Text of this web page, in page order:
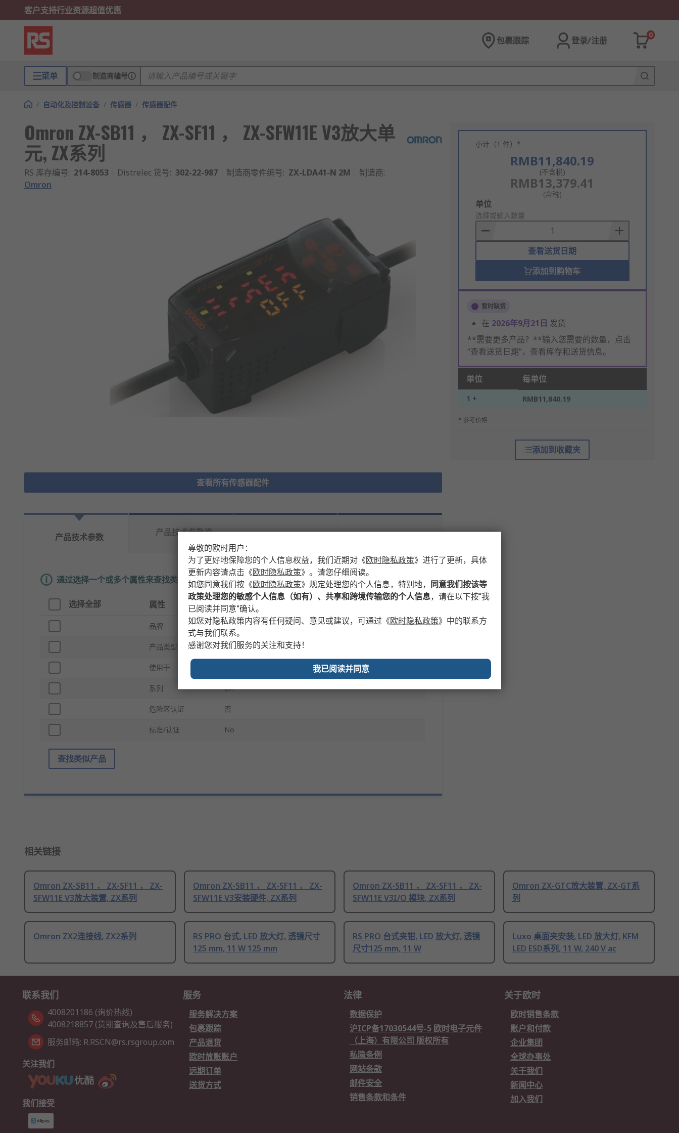
客户支持行业资源超值优惠
包裹跟踪 登录/注册
0
菜单 制造商编号
/ 自动化及控制设备 / 传感器 / 传感器配件
Omron ZX-SB11 ， ZX-SF11 ， ZX-SFW11E V3放大单
元, ZX系列
RS 库存编号: 214-8053 Distrelec 货号: 302-22-987 制造商零件编号: ZX-LDA41-N 2M 制造商:
Omron
查看所有传感器配件
小计（1 件）*
RMB11,840.19
(不含税)
RMB13,379.41
(含税)
Add
to
Basket
单位
选择或输入数量
查看送货日期
添加到购物车
暂时缺货
在 2026年9月21日 发货
**需要更多产品？**输入您需要的数量，点击
“查看送货日期”，查看库存和送货信息。
单位 每单位
1 + RMB11,840.19
* 参考价格
添加到收藏夹
产品技术参数
产品技术参数资
通过选择一个或多个属性来查找类似产品。
选择全部 属性 值
品牌 Omron
产品类型 放大单元
使用于 ZX-SB11 ， ZX-SF11 ， ZX-SFW11E V3
系列 ZX
危险区认证 否
标准/认证 No
查找类似产品
相关链接
Omron ZX-SB11 ， ZX-SF11 ， ZX-
SFW11E V3放大装置, ZX系列
Omron ZX-SB11 ， ZX-SF11 ， ZX-
SFW11E V3安装硬件, ZX系列
Omron ZX-SB11 ， ZX-SF11 ， ZX-
SFW11E V3I/O 模块, ZX系列
Omron ZX-GTC放大装置, ZX-GT系
列
Omron ZX2连接线, ZX2系列
RS PRO 台式, LED 放大灯, 透镜尺寸
125 mm, 11 W 125 mm
RS PRO 台式夹钳, LED 放大灯, 透镜
尺寸125 mm, 11 W
Luxo 桌面夹安装, LED 放大灯, KFM
LED ESD系列, 11 W, 240 V ac
联系我们
4008201186 (询价热线)
4008218857 (货期查询及售后服务)
服务邮箱: R.RSCN@rs.rsgroup.com
关注我们
我们接受
服务
服务解决方案
包裹跟踪
产品退货
欧时放账账户
远期订单
送货方式
法律
数据保护
沪ICP备17030544号-5 欧时电子元件
（上海）有限公司 版权所有
私隐条例
网站条款
邮件安全
销售条款和条件
关于欧时
欧时销售条款
账户和付款
企业集团
全球办事处
关于我们
新闻中心
加入我们
尊敬的欧时用户：
为了更好地保障您的个人信息权益，我们近期对 《欧时隐私政策》 进行了更新，具体
更新内容请点击 《欧时隐私政策》 。请您仔细阅读。
如您同意我们按 《欧时隐私政策》 规定处理您的个人信息，特别地， 同意我们按该等
政策处理您的敏感个人信息（如有）、共享和跨境传输您的个人信息，请在以下按“我
已阅读并同意”确认。
如您对隐私政策内容有任何疑问、意见或建议，可通过 《欧时隐私政策》 中的联系方
式与我们联系。
感谢您对我们服务的关注和支持！
我已阅读并同意